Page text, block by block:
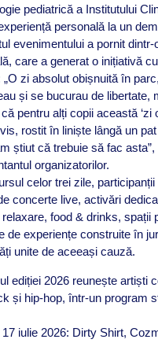
pediatrică a Institutului
personală la un
evenimentului a pornit dintr-
care a generat o inițiativă
zi absolut obișnuită în
și se bucurau de libertate,
pentru alți copii această ‘zi
rostit în liniște lângă un
știut că trebuie să fac asta”,
organizatorilor.
celor trei zile,
concerte live, activări
food & drinks, spații
de experiențe construite în
unite de aceeași cauză.
ediției 2026 reunește artiști
și hip-hop, într-un program
iulie 2026: Dirty Shirt,